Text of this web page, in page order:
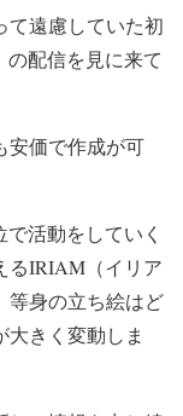
て遠慮していた初
配信を見に来て
安価で作成が可
活動をしていく
るIRIAM（イリア
等身の立ち絵はど
きく変動しま